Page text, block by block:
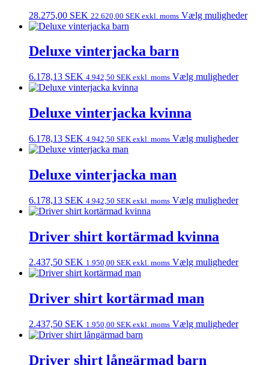
28.275,00 SEK 22.620,00 SEK exkl. moms Vælg muligheder
Deluxe vinterjacka barn
6.178,13 SEK 4.942,50 SEK exkl. moms Vælg muligheder
Deluxe vinterjacka kvinna
6.178,13 SEK 4.942,50 SEK exkl. moms Vælg muligheder
Deluxe vinterjacka man
6.178,13 SEK 4.942,50 SEK exkl. moms Vælg muligheder
Driver shirt kortärmad kvinna
2.437,50 SEK 1.950,00 SEK exkl. moms Vælg muligheder
Driver shirt kortärmad man
2.437,50 SEK 1.950,00 SEK exkl. moms Vælg muligheder
Driver shirt långärmad barn